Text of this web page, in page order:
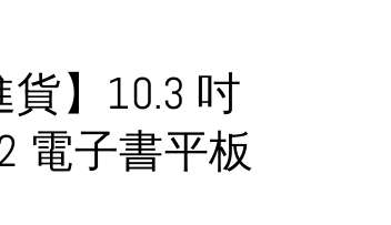
貨】10.3 吋
電子書平板